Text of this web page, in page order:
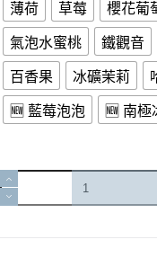
薄荷 草莓 櫻花葡
氣泡水蜜桃 鐵觀音
百香果 冰礦茉莉
🆕 藍莓泡泡 🆕 南極
🌈
SP2S
GEM